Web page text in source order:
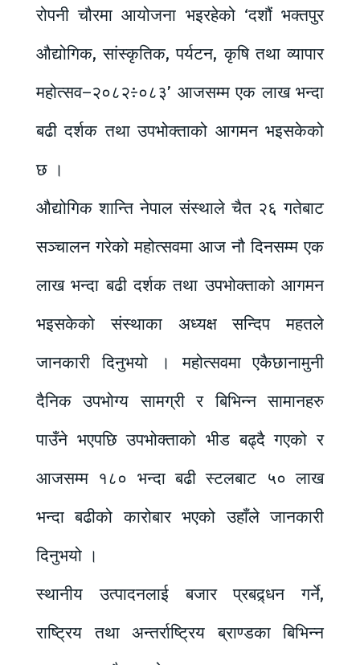
रोपनी चौरमा आयोजना भइरहेको ‘दशौं भक्तपुर
औद्योगिक, सांस्कृतिक, पर्यटन, कृषि तथा व्यापार
महोत्सव–२०८२÷०८३’ आजसम्म एक लाख भन्दा
बढी दर्शक तथा उपभोक्ताको आगमन भइसकेको
छ ।
औद्योगिक शान्ति नेपाल संस्थाले चैत २६ गतेबाट
सञ्चालन गरेको महोत्सवमा आज नौ दिनसम्म एक
लाख भन्दा बढी दर्शक तथा उपभोक्ताको आगमन
भइसकेको संस्थाका अध्यक्ष सन्दिप महतले
जानकारी दिनुभयो । महोत्सवमा एकैछानामुनी
दैनिक उपभोग्य सामग्री र बिभिन्न सामानहरु
पाउँने भएपछि उपभोक्ताको भीड बढ्दै गएको र
आजसम्म १८० भन्दा बढी स्टलबाट ५० लाख
भन्दा बढीको कारोबार भएको उहाँले जानकारी
दिनुभयो ।
स्थानीय उत्पादनलाई बजार प्रबद्र्धन गर्ने,
राष्ट्रिय तथा अन्तर्राष्ट्रिय ब्राण्डका बिभिन्न